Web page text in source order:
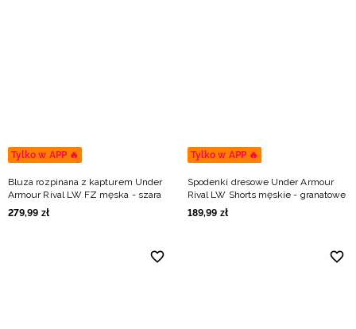
Tylko w APP 🔥
Bluza rozpinana z kapturem Under
Armour Rival LW FZ męska - szara
279,99 zł
Tylko w APP 🔥
Spodenki dresowe Under Armour
Rival LW Shorts męskie - granatowe
189,99 zł